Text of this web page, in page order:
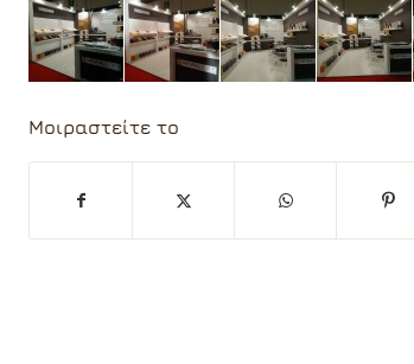
Μοιραστείτε το